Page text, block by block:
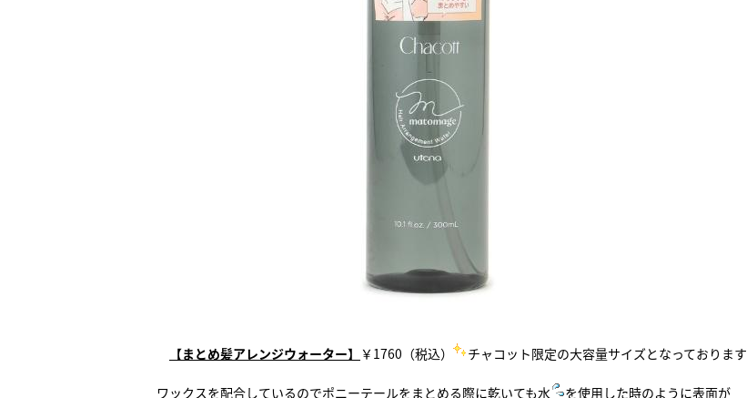
【まとめ髪アレンジウォーター】 ￥1760（税込） チャコット限定の大容量サイズとなっております
ワックスを配合しているのでポニーテールをまとめる際に乾いても水 を使用した時のように表面が